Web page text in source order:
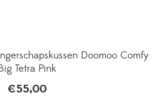
Doomoo Comfy
Tetra Pink
€55,00